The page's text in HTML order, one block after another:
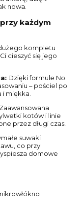
nowa.
każdym
kompletu
cieszyć się jego
Dzięki formule No
– pościel po
miękka.
Zaawansowana
kotów i linie
przez długi czas.
suwaki
co przy
domowe